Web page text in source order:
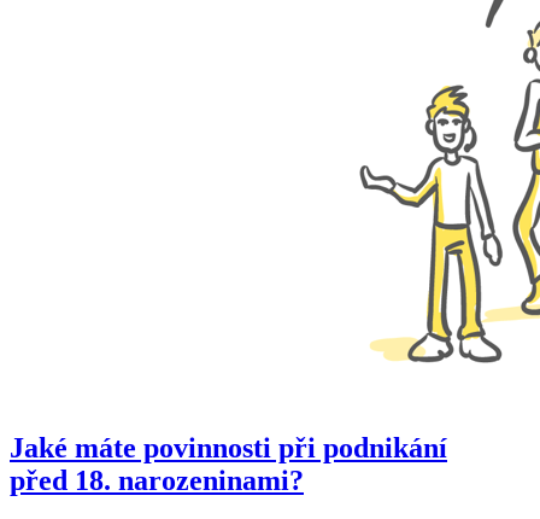
Jaké máte povinnosti při podnikání
před 18. narozeninami?